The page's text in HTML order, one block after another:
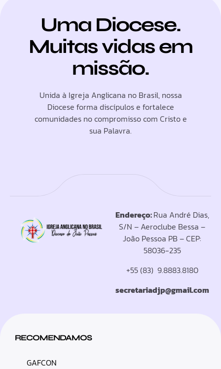
Uma Diocese.
Muitas vidas em
missão.
Unida à Igreja Anglicana no Brasil, nossa
Diocese forma discípulos e fortalece
comunidades no compromisso com Cristo e
sua Palavra.
Endereço:Rua André Dias,
S/N – Aeroclube Bessa –
João Pessoa PB – CEP:
58036-235
+55 (83) 9.8883.8180
secretariadjp@gmail.com
RECOMENDAMOS
GAFCON